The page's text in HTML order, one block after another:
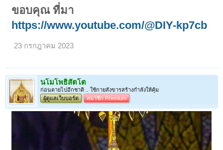
ขอบคุณ ที่มา
https://www.youtube.com/@DIY-kp7cb
23 กรกฎาคม 2023
นโมโพธิสัตโต
ก่อนตายไปอีกชาติ .. ใช้กายสังขารสร้างกำลังให้คุ้ม
ผู้ดูแลเว็บบอร์ด
สมาชิก Premium